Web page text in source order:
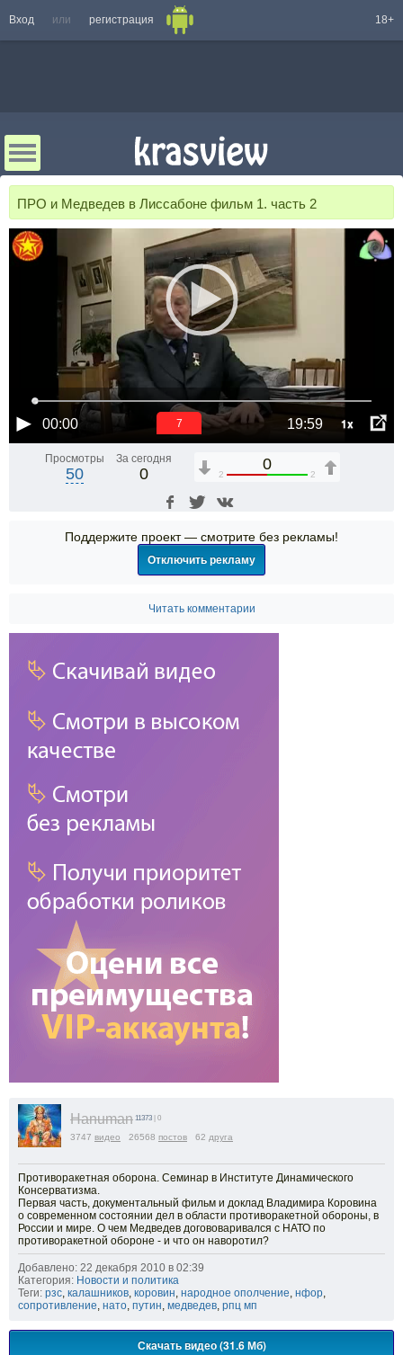
Вход или регистрация 18+
ПРО и Медведев в Лиссабоне фильм 1. часть 2
00:00 19:59 1x
7
Просмотры
50
За сегодня
0
0
2 2
Поддержите проект — смотрите без рекламы!
Отключить рекламу
Читать комментарии
Hanuman 11373 | 0
3747 видео 26568 постов 62 друга
Противоракетная оборона. Семинар в Институте Динамического
Консерватизма.
Первая часть, документальный фильм и доклад Владимира Коровина
о современном состоянии дел в области противоракетной обороны, в
России и мире. О чем Медведев догововаривался с НАТО по
противоракетной обороне - и что он наворотил?
Добавлено: 22 декабря 2010 в 02:39
Категория: Новости и политика
Теги: рзс, калашников, коровин, народное ополчение, нфор,
сопротивление, нато, путин, медведев, рпц мп
Скачать видео (31.6 Мб)